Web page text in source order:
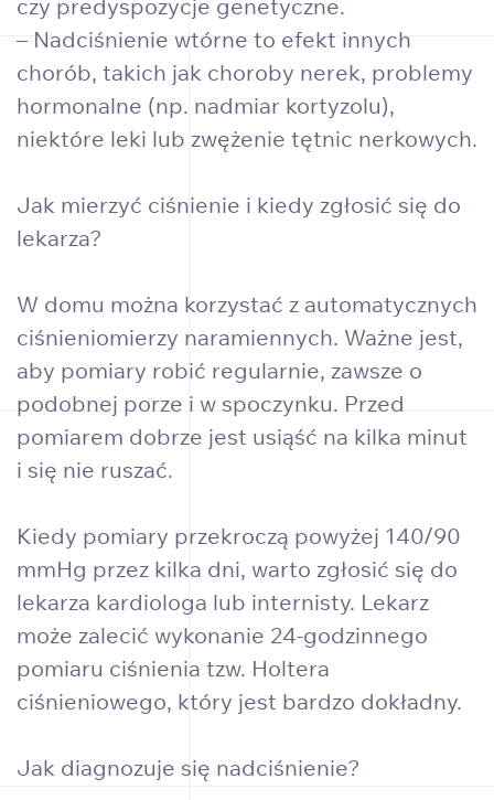
czy predyspozycje genetyczne.
– Nadciśnienie wtórne to efekt innych
chorób, takich jak choroby nerek, problemy
hormonalne (np. nadmiar kortyzolu),
niektóre leki lub zwężenie tętnic nerkowych.
Jak mierzyć ciśnienie i kiedy zgłosić się do
lekarza?
W domu można korzystać z automatycznych
ciśnieniomierzy naramiennych. Ważne jest,
aby pomiary robić regularnie, zawsze o
podobnej porze i w spoczynku. Przed
pomiarem dobrze jest usiąść na kilka minut
i się nie ruszać.
Kiedy pomiary przekroczą powyżej 140/90
mmHg przez kilka dni, warto zgłosić się do
lekarza kardiologa lub internisty. Lekarz
może zalecić wykonanie 24-godzinnego
pomiaru ciśnienia tzw. Holtera
ciśnieniowego, który jest bardzo dokładny.
Jak diagnozuje się nadciśnienie?